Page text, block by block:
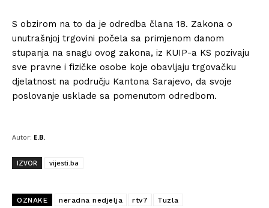
S obzirom na to da je odredba člana 18. Zakona o
unutrašnjoj trgovini počela sa primjenom danom
stupanja na snagu ovog zakona, iz KUIP-a KS pozivaju
sve pravne i fizičke osobe koje obavljaju trgovačku
djelatnost na području Kantona Sarajevo, da svoje
poslovanje usklade sa pomenutom odredbom.
Autor: E.B.
IZVOR vijesti.ba
OZNAKE neradna nedjelja rtv7 Tuzla